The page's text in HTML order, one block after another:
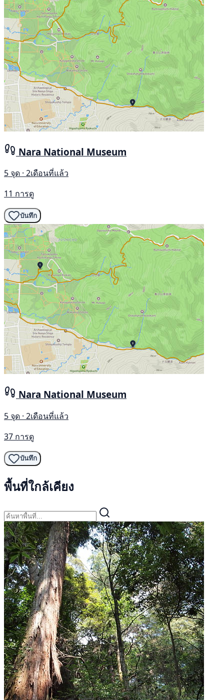
Nara National Museum
5 จุด · 2เดือนที่แล้ว
11 การดู
บันทึก
Nara National Museum
5 จุด · 2เดือนที่แล้ว
37 การดู
บันทึก
พื้นที่ใกล้เคียง